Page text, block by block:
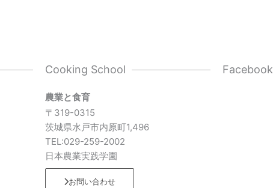
Cooking School
農業と食育
〒319-0315
茨城県水戸市内原町1,496
TEL:029-259-2002
日本農業実践学園
お問い合わせ
Facebook